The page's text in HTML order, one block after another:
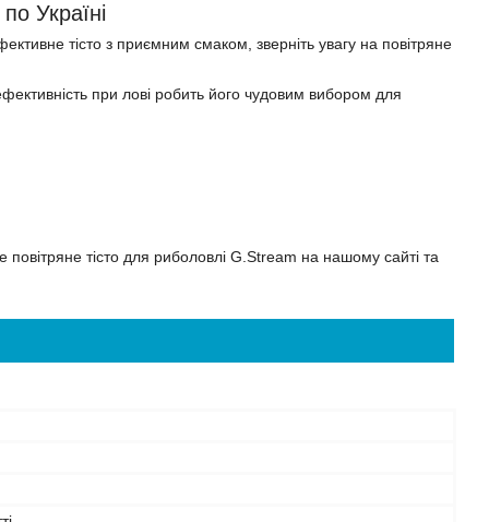
Україні
тісто з приємним смаком, зверніть увагу на повітряне
при лові робить його чудовим вибором для
тісто для риболовлі G.Stream на нашому сайті та